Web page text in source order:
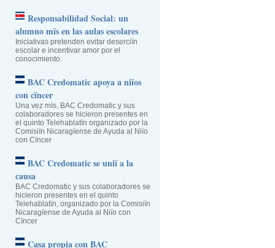
Responsabilidad Social: un
alumno mïs en las aulas escolares
Iniciativas pretenden evitar deserciïn
escolar e incentivar amor por el
conocimiento.
BAC Credomatic apoya a niïos
con cïncer
Una vez mïs, BAC Credomatic y sus
colaboradores se hicieron presentes en
el quinto Telehablatïn organizado por la
Comisiïn Nicaragïense de Ayuda al Niïo
con Cïncer
BAC Credomatic se uniï a la
causa
BAC Credomatic y sus colaboradores se
hicieron presentes en el quinto
Telehablatïn, organizado por la Comisiïn
Nicaragïense de Ayuda al Niïo con
Cïncer
Casa propia con BAC